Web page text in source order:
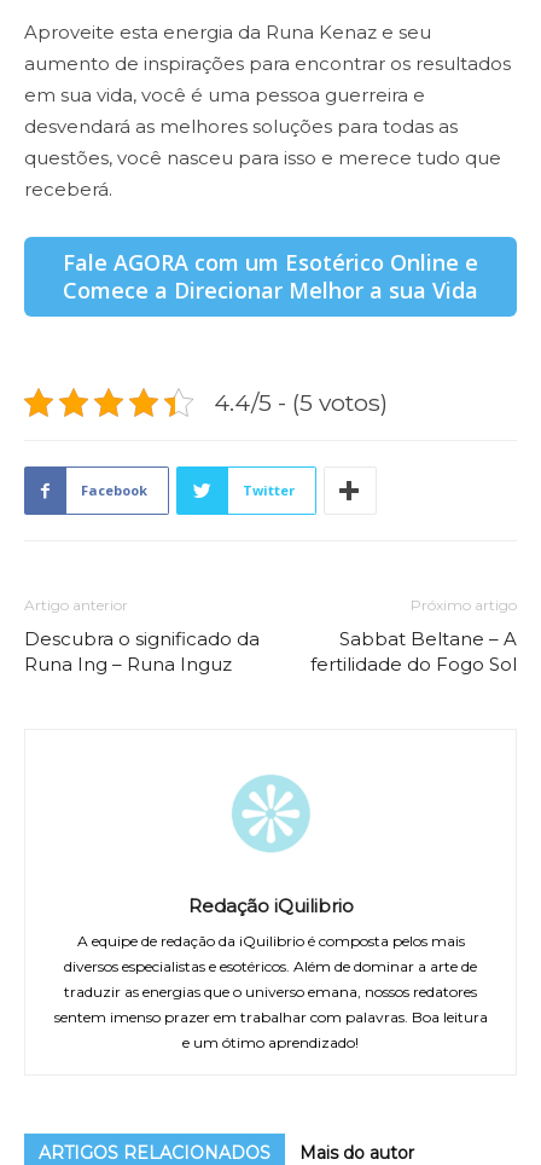
Aproveite esta energia da Runa Kenaz e seu
aumento de inspirações para encontrar os resultados
em sua vida, você é uma pessoa guerreira e
desvendará as melhores soluções para todas as
questões, você nasceu para isso e merece tudo que
receberá.
Fale AGORA com um Esotérico Online e
Comece a Direcionar Melhor a sua Vida
4.4/5 - (5 votos)
Facebook Twitter
Artigo anterior
Descubra o significado da
Runa Ing – Runa Inguz
Próximo artigo
Sabbat Beltane – A
fertilidade do Fogo Sol
Redação iQuilibrio
A equipe de redação da iQuilibrio é composta pelos mais
diversos especialistas e esotéricos. Além de dominar a arte de
traduzir as energias que o universo emana, nossos redatores
sentem imenso prazer em trabalhar com palavras. Boa leitura
e um ótimo aprendizado!
ARTIGOS RELACIONADOS Mais do autor